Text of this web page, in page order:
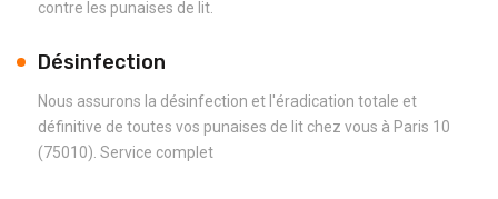
contre les punaises de lit.
Désinfection
Nous assurons la désinfection et l'éradication totale et
définitive de toutes vos punaises de lit chez vous à Paris 10
(75010). Service complet